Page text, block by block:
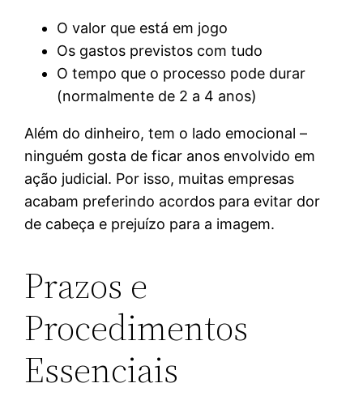
O valor que está em jogo
Os gastos previstos com tudo
O tempo que o processo pode durar
(normalmente de 2 a 4 anos)
Além do dinheiro, tem o lado emocional –
ninguém gosta de ficar anos envolvido em
ação judicial. Por isso, muitas empresas
acabam preferindo acordos para evitar dor
de cabeça e prejuízo para a imagem.
Prazos e
Procedimentos
Essenciais